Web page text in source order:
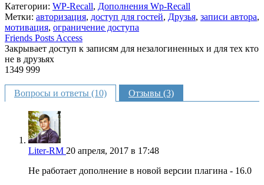
Категории: WP-Recall, Дополнения Wp-Recall
Метки: авторизация, доступ для гостей, Друзья, записи автора,
мотивация, ограничение доступа
Friends Posts Access
Закрывает доступ к записям для незалогиненных и для тех кто
не в друзьях
1349 999
Вопросы и ответы (10) Отзывы (3)
Liter-RM 20 апреля, 2017 в 17:48
Не работает дополнение в новой версии плагина - 16.0